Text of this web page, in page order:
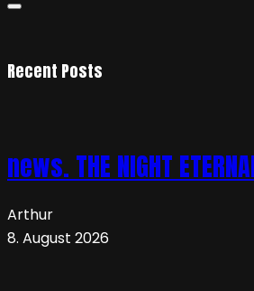
Recent Posts
news. THE NIGHT
Arthur
8. August 2026